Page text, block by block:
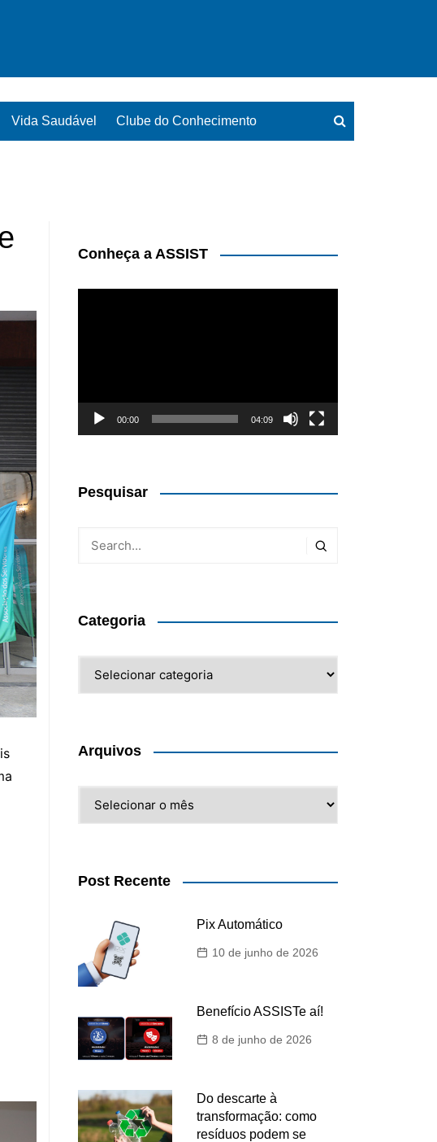
Vida Saudável Clube do Conhecimento
Conheça a ASSIST
00:00 04:09
Pesquisar
Categoria
Arquivos
Post Recente
Pix Automático
10 de junho de 2026
Benefício ASSISTe aí!
8 de junho de 2026
Do descarte à
transformação: como
resíduos podem se